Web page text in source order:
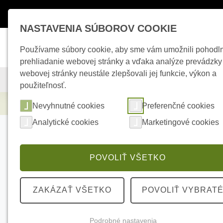
KAMEROVÉ SYSTÉMY ZABEZPEČOVACIE SYSTÉMY
Elektrické kúrenie Seagate HDD1000S
NASTAVENIA SÚBOROV COOKIE
Používame súbory cookie, aby sme vám umožnili
prehliadanie webovej stránky a vďaka analýze prevádzky
webovej stránky neustále zlepšovali jej funkcie, výkon a
použiteľnosť.
Nevyhnutné cookies
Preferenčné cookies
Analytické cookies
Marketingové cookies
POVOLIŤ VŠETKO
ZAKÁZAŤ VŠETKO POVOLIŤ VYBRATÉ
Podrobné nastavenia